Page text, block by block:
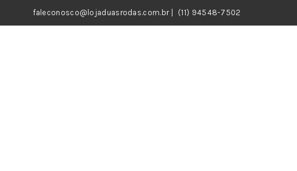
faleconosco@lojaduasrodas.com.br| (11) 94548-7502